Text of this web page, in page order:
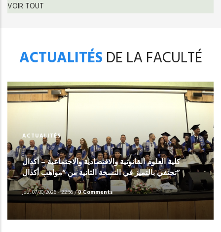
VOIR TOUT
ACTUALITÉS DE LA FACULTÉ
ACTUALITÉS
كلية العلوم القانونية والاقتصادية والاجتماعية – أكدال
تحتفي بالتميز في النسخة الثانية من “مواهب أكدال”
jeu, 07/30/2026 - 22:56/0 Comments